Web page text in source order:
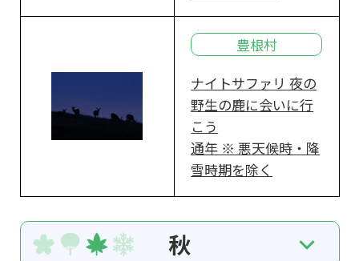
豊根村
ナイトサファリ 夜の
野生の鹿に会いに行
こう
通年 ※ 悪天候時・降
雪時期を除く
秋